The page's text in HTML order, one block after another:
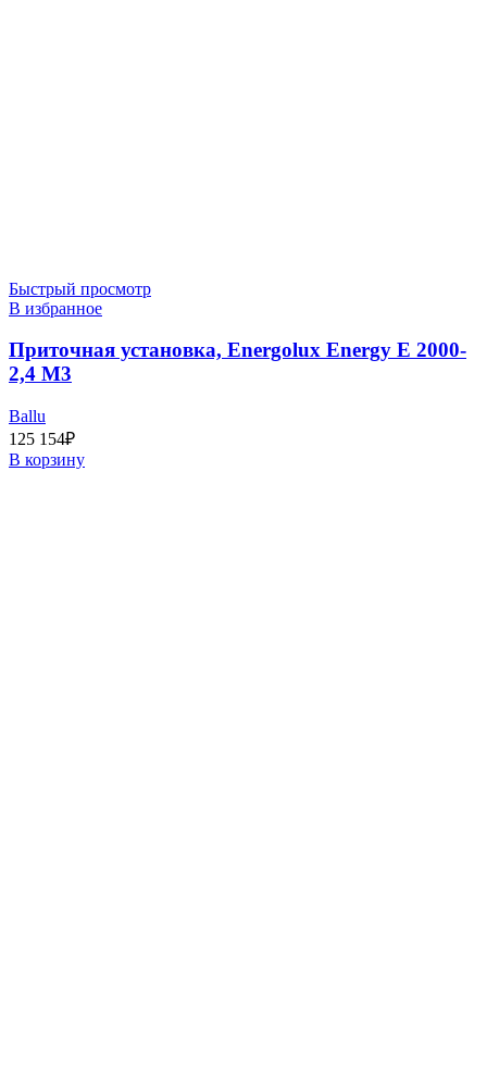
Быстрый просмотр
В избранное
Приточная установка, Energolux Energy E 2000-
2,4 M3
Ballu
125 154₽
В корзину